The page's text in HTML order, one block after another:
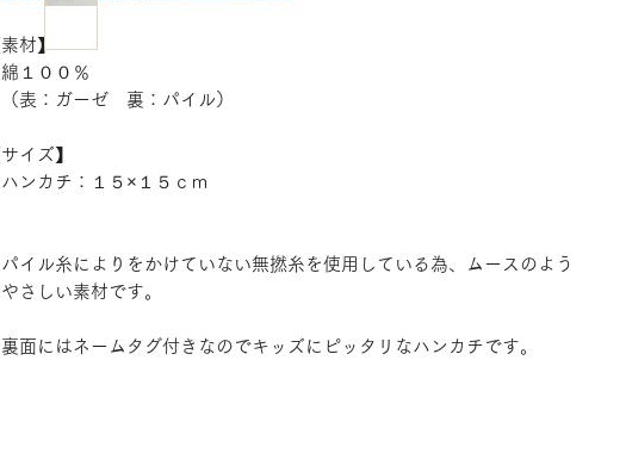
素材】
１００％
表：ガーゼ 裏：パイル）
サイズ】
ンカチ：１５×１５ｃｍ
イル糸によりをかけていない無撚糸を使用している為、ムースのよう
さしい素材です。
面にはネームタグ付きなのでキッズにピッタリなハンカチです。